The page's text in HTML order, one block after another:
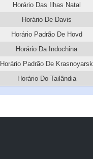
Horário Das Ilhas Natal
Horário De Davis
Horário Padrão De Hovd
Horário Da Indochina
Horário Padrão De Krasnoyarsk
Horário Do Tailândia